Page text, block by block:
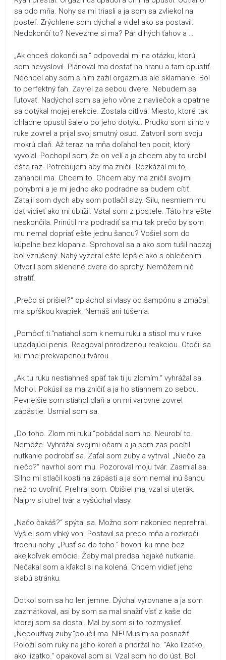
sa odo mňa. Nohy sa mi triasli a ja som sa zvliekol na
posteľ. Zrýchlene som dýchal a videl ako sa postavil.
Nedokončí to? Nevezme si ma? Pár dlhých ťahov a …
„Ak chceš dokonči sa.“ odpovedal mi na otázku, ktorú
som nevyslovil. Plánoval ma dostať na hranu a tam opustiť.
Nechcel aby som s ním zažil orgazmus ale sklamanie. Bol
to perfektný ťah. Zavrel za sebou dvere. Nebudem sa
ľutovať. Nadýchol som sa jeho vône z navliečok a opatrne
sa dotýkal mojej erekcie. Zostala citlivá. Miesto, ktoré tak
chladne opustil šalelo po jeho dotyku. Prudko som si ho v
ruke zovrel a prijal svoj smutný osud. Zatvoril som svoju
mokrú dlaň. Až teraz na mňa doľahol ten pocit, ktorý
vyvolal. Pochopil som, že on velí a ja chcem aby to urobil
ešte raz. Potrebujem aby ma zničil. Rozkázal mi to,
zahanbil ma. Chcem to. Chcem aby ma zničil svojimi
pohybmi a je mi jedno ako podradne sa budem cítiť.
Zatajil som dych aby som potlačil slzy. Silu, nesmiem mu
dať vidieť ako mi ublížil. Vstal som z postele. Táto hra ešte
neskončila. Prinútil ma podradiť sa mu tak prečo by som
mu nemal dopriať ešte jednu šancu? Vošiel som do
kúpelne bez klopania. Sprchoval sa a ako som tušil naozaj
bol vzrušený. Nahý vyzeral ešte lepšie ako s oblečením.
Otvoril som sklenené dvere do sprchy. Nemôžem nič
stratiť.
„Prečo si prišiel?“ opláchol si vlasy od šampónu a zmáčal
ma spŕškou kvapiek. Nemáš ani tušenia.
„Pomôcť ti.“natiahol som k nemu ruku a stisol mu v ruke
upadajúci penis. Reagoval prirodzenou reakciou. Otočil sa
ku mne prekvapenou tvárou.
„Ak tu ruku nestiahneš späť tak ti ju zlomím.“ vyhrážal sa.
Mohol. Pokúsil sa ma zničiť a ja ho stiahnem zo sebou.
Pevnejšie som stiahol dlaň a on mi varovne zovrel
zápästie. Usmial som sa.
„Do toho. Zlom mi ruku.“pobádal som ho. Neurobí to.
Nemôže. Vyhrážal svojimi očami a ja som zas pocítil
nutkanie podrobiť sa. Zaťal som zuby a vytrval. „Niečo za
niečo?“ navrhol som mu. Pozoroval moju tvár. Zasmial sa.
Silno mi stlačil kosti na zápästí a ja som nemal inú šancu
než ho uvoľniť. Prehral som. Obišiel ma, vzal si uterák.
Najprv si utrel tvár a vyšúchal vlasy.
„Načo čakáš?“ spýtal sa. Možno som nakoniec neprehral.
Vyšiel som vlhký von. Postavil sa predo mňa a rozkročil
trochu nohy. „Pusť sa do toho.“ hovoril ku mne bez
akejkoľvek emócie. Žeby mal predsa nejaké nutkanie.
Nečakal som a kľakol si na kolená. Chcem vidieť jeho
slabú stránku.
Dotkol som sa ho len jemne. Dýchal vyrovnane a ja som
zazmätkoval, asi by som sa mal snažiť vísť z kaše do
ktorej som sa dostal. Mal by som si to rozmyslieť.
„Nepoužívaj zuby.“poučil ma. NIE! Musím sa posnažiť.
Položil som ruky na jeho koreň a pridržal ho. “Ako lízatko,
ako lízatko.“ opakoval som si. Vzal som ho do úst. Bol